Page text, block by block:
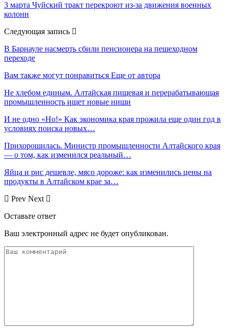
3 марта Чуйский тракт перекроют из-за движения военных
колонн
Следующая запись
В Барнауле насмерть сбили пенсионера на пешеходном
переходе
Вам также могут понравиться Еще от автора
Не хлебом единым. Алтайская пищевая и перерабатывающая
промышленность ищет новые ниши
И не одно «Но!» Как экономика края прожила еще один год в
условиях поиска новых…
Прихорошилась. Министр промышленности Алтайского края
— о том, как изменился реальный…
Яйца и рис дешевле, мясо дороже: как изменились цены на
продукты в Алтайском крае за…
Prev Next
Оставьте ответ
Ваш электронный адрес не будет опубликован.